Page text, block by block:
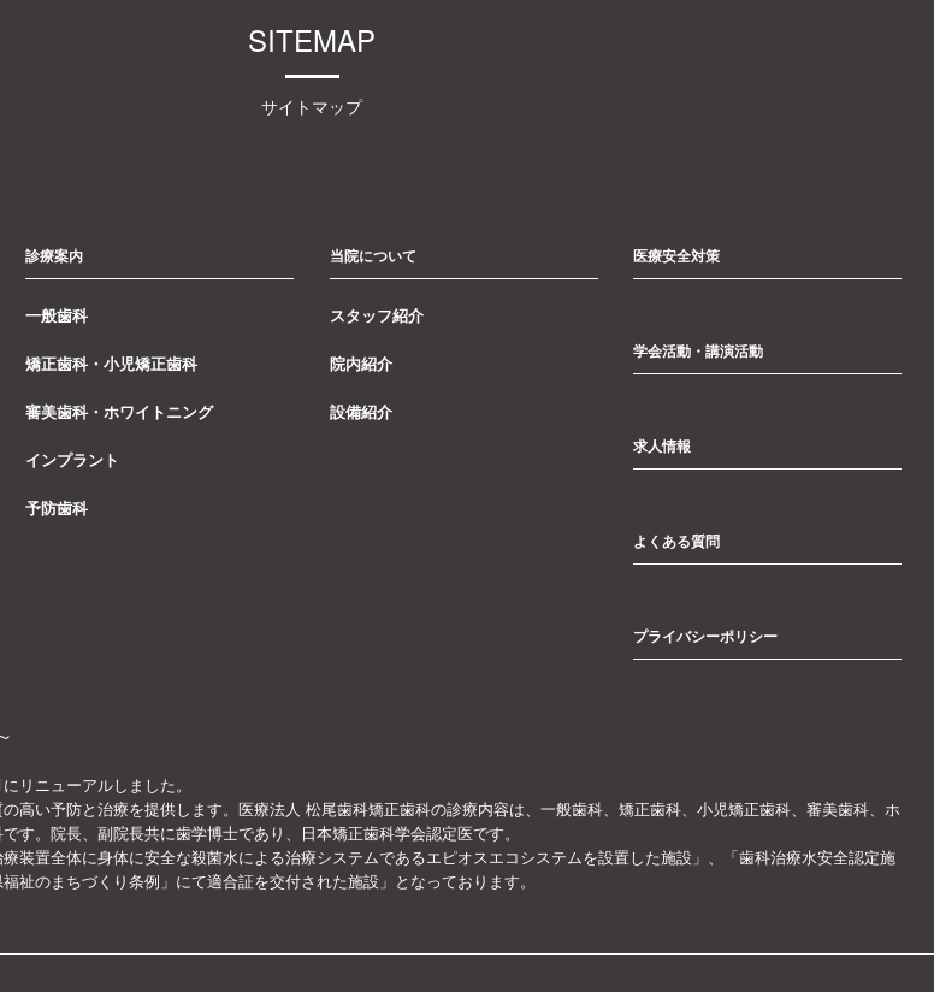
SITEMAP
サイトマップ
診療案内
一般歯科
矯正歯科・小児矯正歯科
審美歯科・ホワイトニング
インプラント
予防歯科
当院について
スタッフ紹介
院内紹介
設備紹介
医療安全対策
学会活動・講演活動
求人情報
よくある質問
プライバシーポリシー
リニューアルしました。
高い予防と治療を提供します。医療法人 松尾歯科矯正歯科の診療内容は、一般歯科、矯正歯科、小児矯正歯科、審美歯科、ホ
す。院長、副院長共に歯学博士であり、日本矯正歯科学会認定医です。
装置全体に身体に安全な殺菌水による治療システムであるエピオスエコシステムを設置した施設」、「歯科治療水安全認定施
祉のまちづくり条例」にて適合証を交付された施設」となっております。